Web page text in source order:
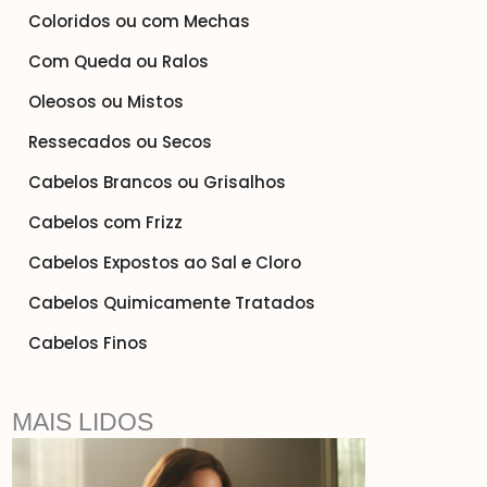
Coloridos ou com Mechas
Com Queda ou Ralos
Oleosos ou Mistos
Ressecados ou Secos
Cabelos Brancos ou Grisalhos
Cabelos com Frizz
Cabelos Expostos ao Sal e Cloro
Cabelos Quimicamente Tratados
Cabelos Finos
MAIS LIDOS